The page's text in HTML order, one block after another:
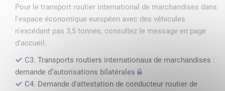
Pour le transport routier international de marchandises dans
l'espace économique européen avec des véhicules
n'excédant pas 3,5 tonnes, consultez le message en page
d'accueil.
C3. Transports routiers internationaux de marchandises :
demande d’autorisations bilatérales
C4. Demande d'attestation de conducteur routier de